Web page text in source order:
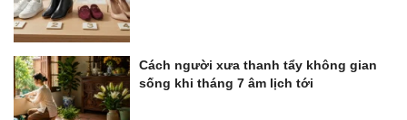
Cách người xưa thanh tẩy không gian
sống khi tháng 7 âm lịch tới